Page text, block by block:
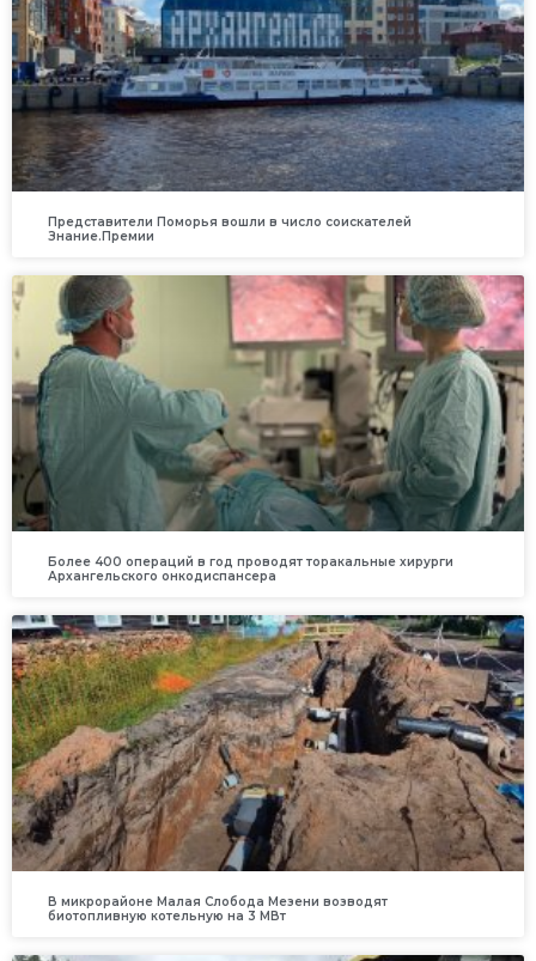
Представители Поморья вошли в число соискателей
Знание.Премии
Более 400 операций в год проводят торакальные хирурги
Архангельского онкодиспансера
В микрорайоне Малая Слобода Мезени возводят
биотопливную котельную на 3 МВт